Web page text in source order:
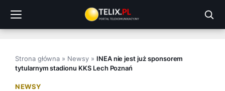
treści
Strona główna » Newsy» INEA nie jest już sponsorem
tytularnym stadionu KKS Lech Poznań
NEWSY